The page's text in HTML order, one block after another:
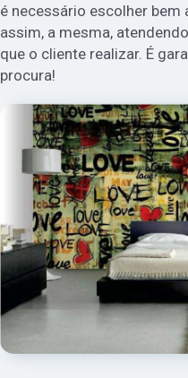
é necessário escolher bem
assim, a mesma,
que o cliente realizar. É
procura!